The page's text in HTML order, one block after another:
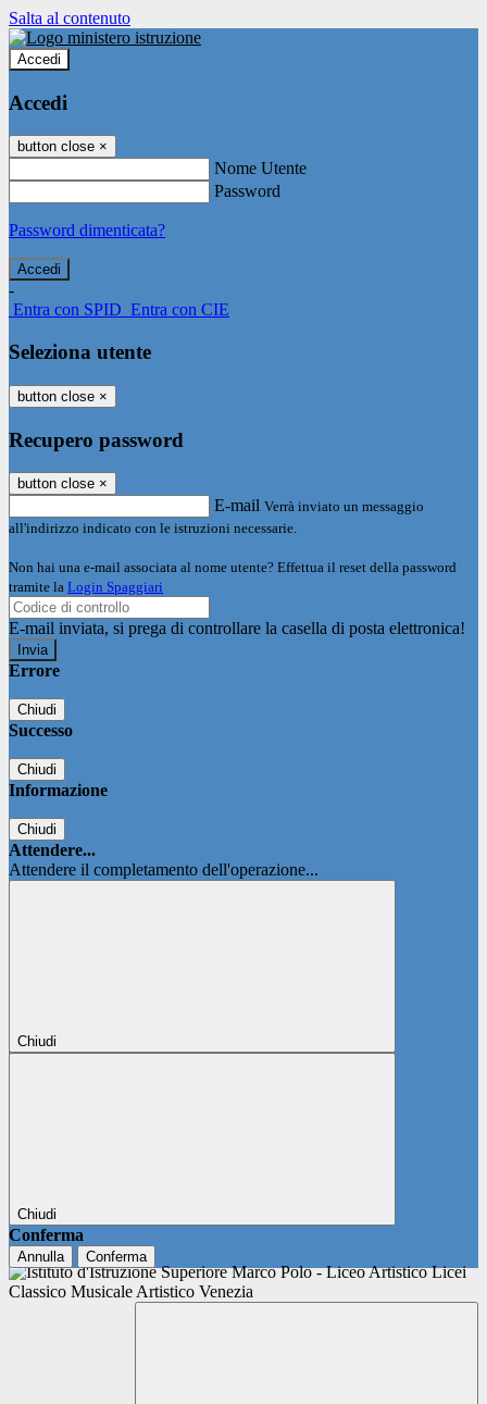
Salta al contenuto
Accedi
Accedi
button close ×
Nome Utente
Password
Password dimenticata?
-
Entra con SPID Entra con CIE
Seleziona utente
button close ×
Recupero password
button close ×
E-mail Verrà inviato un messaggio
all'indirizzo indicato con le istruzioni necessarie.
Non hai una e-mail associata al nome utente? Effettua il reset della password
tramite la Login Spaggiari
E-mail inviata, si prega di controllare la casella di posta elettronica!
Errore
Chiudi
Successo
Chiudi
Informazione
Chiudi
Attendere...
Attendere il completamento dell'operazione...
Chiudi
Chiudi
Conferma
Annulla Conferma